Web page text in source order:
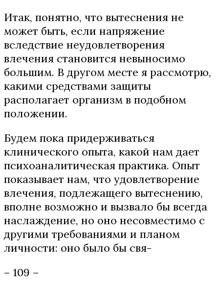
Итак, понятно, что вытеснения не
может быть, если напряжение
вследствие неудовлетворения
влечения становится невыносимо
большим. В другом месте я рассмотрю,
какими средствами защиты
располагает организм в подобном
положении.
Будем пока придерживаться
клинического опыта, какой нам дает
психоаналитическая практика. Опыт
показывает нам, что удовлетворение
влечения, подлежащего вытеснению,
вполне возможно и вызвало бы всегда
наслаждение, но оно несовместимо с
другими требованиями и планом
личности: оно было бы свя-
– 109 –